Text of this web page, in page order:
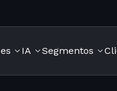
IA Segmentos